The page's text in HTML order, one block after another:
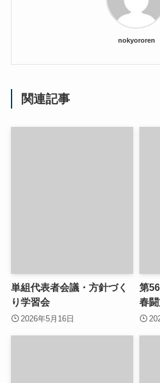
nokyororen
関連記事
単組代表者会議・方針づく
り学習会
2026年5月16日
第
春